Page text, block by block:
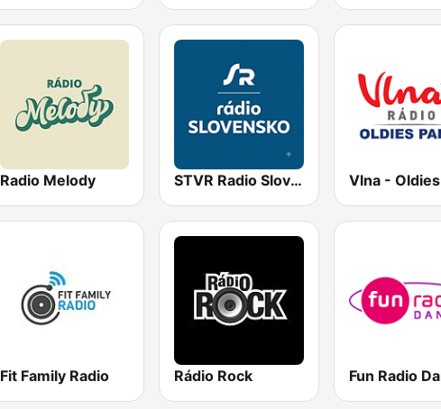
Radio Melody STVR Radio Slovensko
Fit Family Radio Rádio Rock Fun Radio